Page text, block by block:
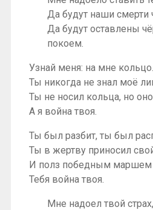
Да будут наши смерти
Да будут оставлены
покоем.
Узнай меня: на мне кольцо.
Ты никогда не знал моё
Ты не носил кольца, но
А я война твоя.
Ты был разбит, ты был
Ты в жертву приносил
И полз победным маршем
Тебя война твоя.
Мне надоел твой страх,